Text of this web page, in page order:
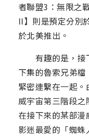
者聯盟3：無限之
II】則是預定分別
於北美推出。
有趣的是，接
下集的魯索兄弟檔
緊密連繫在一起
威宇宙第三階段
在接下來的某部漫
影迷最愛的「蜘